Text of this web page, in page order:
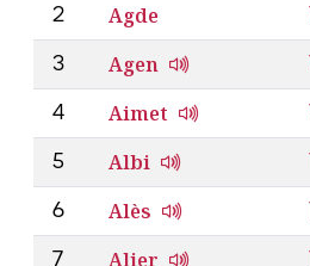
2 Agde
3 Agen
4 Aimet
5 Albi
6 Alès
7 Alier